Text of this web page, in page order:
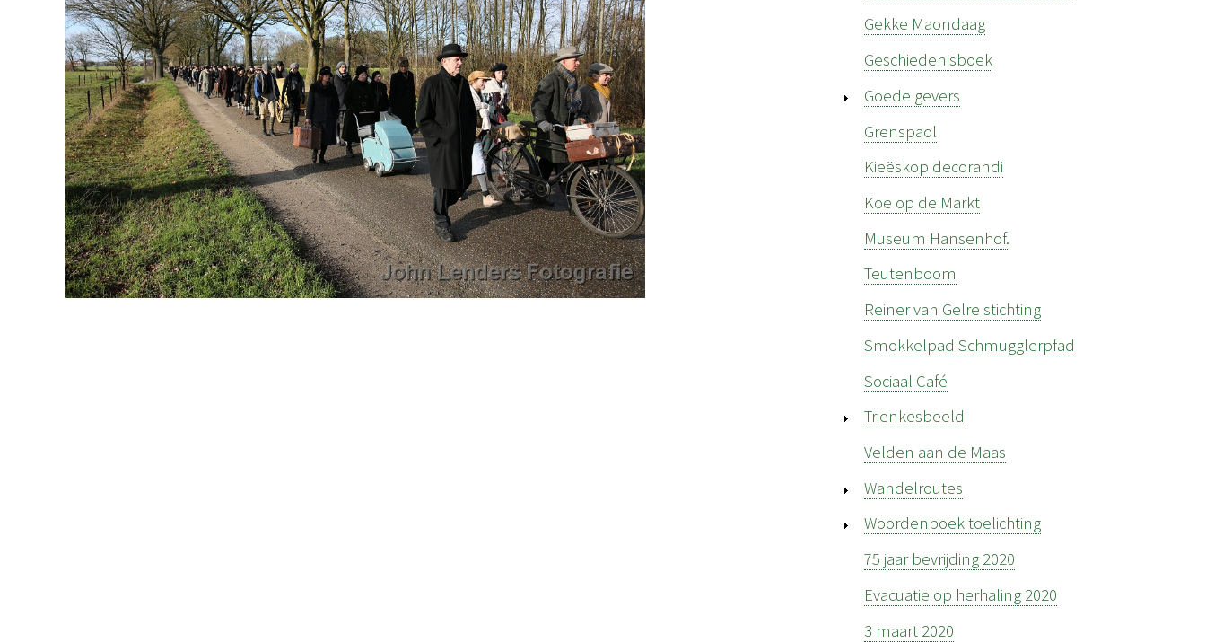
Gekke Maondaag
Geschiedenisboek
Goede gevers
Grenspaol
Kieëskop decorandi
Koe op de Markt
Museum Hansenhof.
Teutenboom
Reiner van Gelre stichting
Smokkelpad Schmugglerpfad
Sociaal Café
Trienkesbeeld
Velden aan de Maas
Wandelroutes
Woordenboek toelichting
75 jaar bevrijding 2020
Evacuatie op herhaling 2020
3 maart 2020